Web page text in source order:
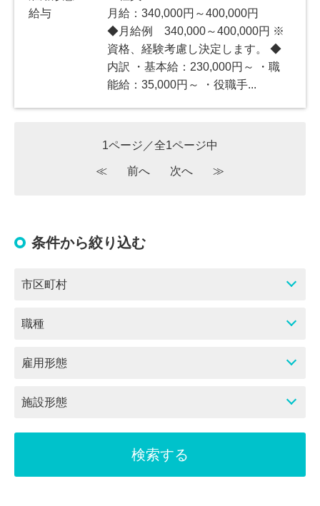
給与
月給：340,000円～400,000円
◆月給例 340,000～400,000円 ※
資格、経験考慮し決定します。 ◆
内訳 ・基本給：230,000円～ ・職
能給：35,000円～ ・役職手...
1ページ／全1ページ中
≪ 前へ 次へ ≫
条件から絞り込む
市区町村
職種
雇用形態
施設形態